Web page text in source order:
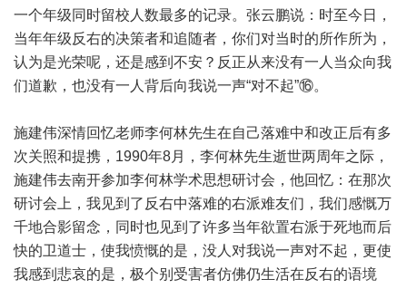
一个年级同时留校人数最多的记录。张云鹏说：时至今日，
当年年级反右的决策者和追随者，你们对当时的所作所为，
认为是光荣呢，还是感到不安？反正从来没有一人当众向我
们道歉，也没有一人背后向我说一声“对不起”⑯。
施建伟深情回忆老师李何林先生在自己落难中和改正后有多
次关照和提携，1990年8月，李何林先生逝世两周年之际，
施建伟去南开参加李何林学术思想研讨会，他回忆：在那次
研讨会上，我见到了反右中落难的右派难友们，我们感慨万
千地合影留念，同时也见到了许多当年欲置右派于死地而后
快的卫道士，使我愤慨的是，没人对我说一声对不起，更使
我感到悲哀的是，极个别受害者仿佛仍生活在反右的语境